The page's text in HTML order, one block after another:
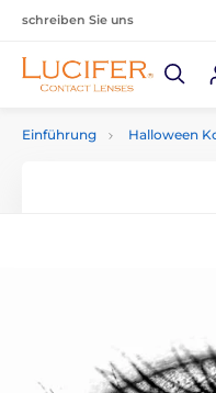
schreiben Sie uns
Einführung Halloween